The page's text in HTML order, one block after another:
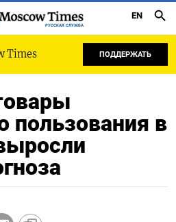
РУССКАЯ СЛУЖБА
EN
Times ПОДДЕРЖАТЬ
пользования в